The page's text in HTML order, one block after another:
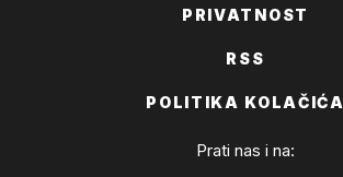
PRIVATNOST
RSS
POLITIKA KOLAČIĆA
Prati nas i na: